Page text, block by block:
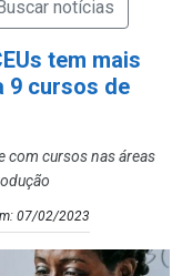
tem mais
9 cursos de
com cursos nas áreas
07/02/2023